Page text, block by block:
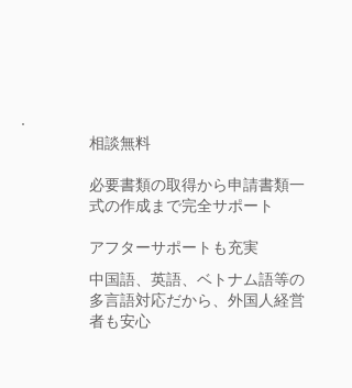
相談無料
​必要書類の取得から申請書類一
式の作成まで完全サポート
アフターサポートも充実
中国語、英語、ベトナム語等の
多言語対応だから、外国人経営
者も安心